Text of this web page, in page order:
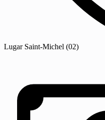
Lugar Saint-Michel (02)